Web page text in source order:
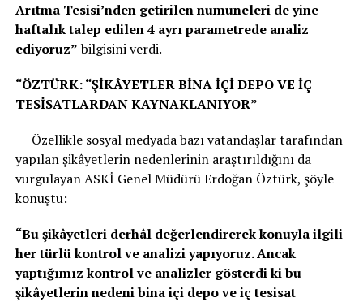
Arıtma Tesisi’nden getirilen numuneleri de yine
haftalık talep edilen 4 ayrı parametrede analiz
ediyoruz”bilgisini verdi.
“ÖZTÜRK: “ŞİKÂYETLER BİNA İÇİ DEPO VE İÇ
TESİSATLARDAN KAYNAKLANIYOR”
Özellikle sosyal medyada bazı vatandaşlar tarafından
yapılan şikâyetlerin nedenlerinin araştırıldığını da
vurgulayan ASKİ Genel Müdürü Erdoğan Öztürk, şöyle
konuştu:
“Bu şikâyetleri derhâl değerlendirerek konuyla ilgili
her türlü kontrol ve analizi yapıyoruz. Ancak
yaptığımız kontrol ve analizler gösterdi ki bu
şikâyetlerin nedeni bina içi depo ve iç tesisat